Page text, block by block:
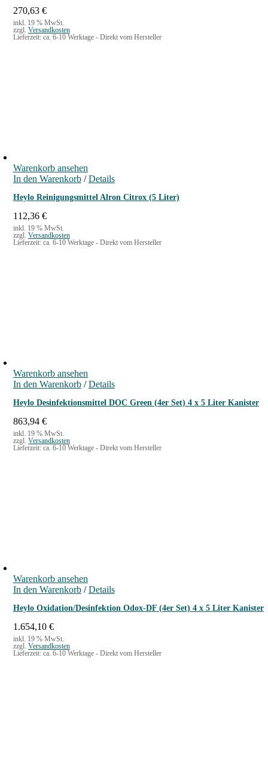
270,63 €
inkl. 19 % MwSt.
zzgl. Versandkosten
Lieferzeit: ca. 6-10 Werktage - Direkt vom Hersteller
Warenkorb ansehen
In den Warenkorb / Details
Heylo Reinigungsmittel Alron Citrox (5 Liter)
112,36 €
inkl. 19 % MwSt.
zzgl. Versandkosten
Lieferzeit: ca. 6-10 Werktage - Direkt vom Hersteller
Warenkorb ansehen
In den Warenkorb / Details
Heylo Desinfektionsmittel DOC Green (4er Set) 4 x 5 Liter Kanister
863,94 €
inkl. 19 % MwSt.
zzgl. Versandkosten
Lieferzeit: ca. 6-10 Werktage - Direkt vom Hersteller
Warenkorb ansehen
In den Warenkorb / Details
Heylo Oxidation/Desinfektion Odox-DF (4er Set) 4 x 5 Liter Kanister
1.654,10 €
inkl. 19 % MwSt.
zzgl. Versandkosten
Lieferzeit: ca. 6-10 Werktage - Direkt vom Hersteller